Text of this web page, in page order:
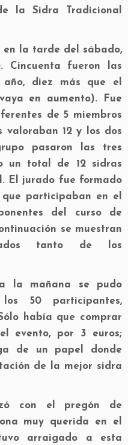
la Sidra Tradicional
en la tarde del sábado,
Cincuenta fueron las
diez más que el
en aumento). Fue
de 5 miembros
valoraban 12 y los dos
pasaron las tres
un total de 12 sidras
El jurado fue formado
participaban en el
del curso de
se muestran
tanto de los
la mañana se pudo
50 participantes,
había que comprar
evento, por 3 euros;
de un papel donde
de la mejor sidra
con el pregón de
muy querida en el
arraigado a esta